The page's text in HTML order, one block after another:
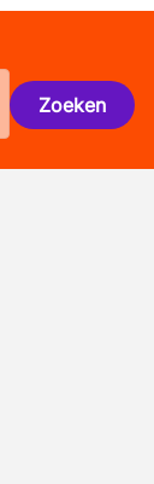
Zoeken